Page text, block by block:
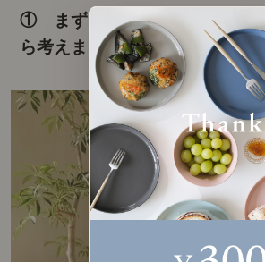
① まずは「座る人数」ではな
ら考えましょう。